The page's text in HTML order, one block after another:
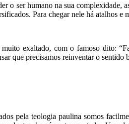
o ser humano na sua
Para chegar nele há atalhos e
exaltado, com o famoso dito:
que precisamos reinventar o
pela teologia paulina somos